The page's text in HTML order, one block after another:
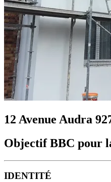
12 Avenue Audra
Objectif BBC pour
IDENTITÉ